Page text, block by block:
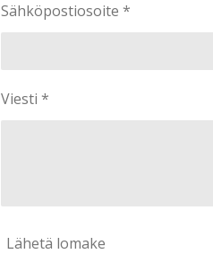
Sähköpostiosoite *
Viesti *
Lähetä lomake